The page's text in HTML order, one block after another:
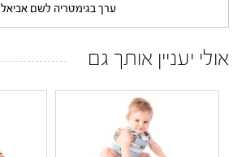
ערך בגימטריה לשם אביאל
אולי יעניין אותך גם